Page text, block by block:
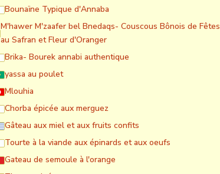
Bounaïne Typique d'Annaba
M'hawer M'zaafer bel Bnedaqs- Couscous Bônois de Fêtes
au Safran et Fleur d'Oranger
Brika- Bourek annabi authentique
yassa au poulet
Mlouhia
Chorba épicée aux merguez
Gâteau aux miel et aux fruits confits
Tourte à la viande aux épinards et aux oeufs
Gateau de semoule à l'orange